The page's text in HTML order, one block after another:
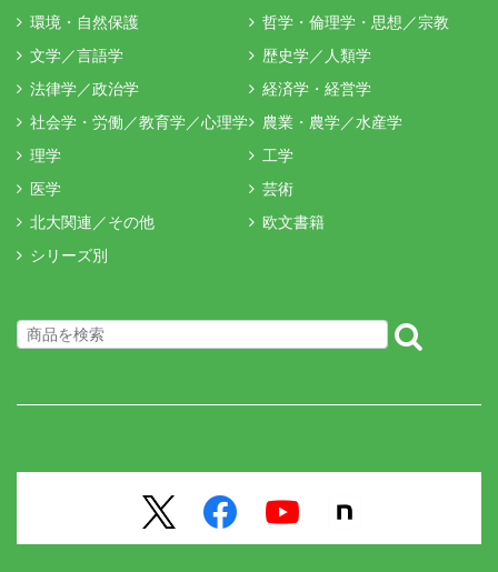
環境・自然保護
哲学・倫理学・思想／宗教
文学／言語学
歴史学／人類学
法律学／政治学
経済学・経営学
社会学・労働／教育学／心理学
農業・農学／水産学
理学
工学
医学
芸術
北大関連／その他
欧文書籍
シリーズ別